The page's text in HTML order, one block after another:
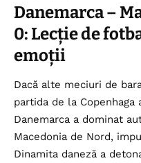
Danemarca –
0: Lecție de
emoții
Dacă alte meciuri de
partida de la
Danemarca a dominat
Macedonia de Nord,
Dinamita daneză a